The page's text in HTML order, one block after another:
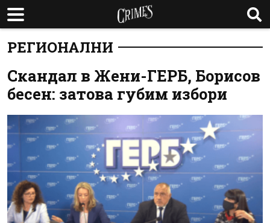
РЕГИОНАЛНИ
Скандал в Жени-ГЕРБ, Борисов
бесен: затова губим избори